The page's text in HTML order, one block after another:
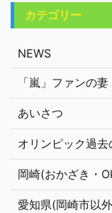
カテゴリー
NEWS
「嵐」ファンの妻
あいさつ
オリンピック過
岡崎(おかざき・
愛知県(岡崎市以